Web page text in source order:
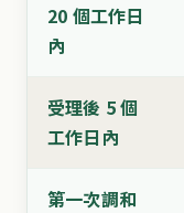
20 個工作日
內
受理後 5 個
工作日內
第一次調和